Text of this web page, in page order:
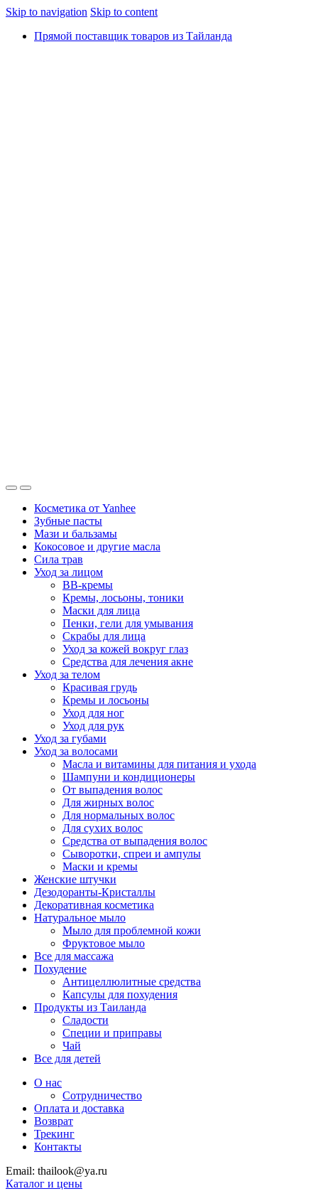
Skip to navigation Skip to content
Прямой поставщик товаров из Тайланда
Косметика от Yanhee
Зубные пасты
Мази и бальзамы
Кокосовое и другие масла
Сила трав
Уход за лицом
BB-кремы
Кремы, лосьоны, тоники
Маски для лица
Пенки, гели для умывания
Скрабы для лица
Уход за кожей вокруг глаз
Средства для лечения акне
Уход за телом
Красивая грудь
Кремы и лосьоны
Уход для ног
Уход для рук
Уход за губами
Уход за волосами
Масла и витамины для питания и ухода
Шампуни и кондиционеры
От выпадения волос
Для жирных волос
Для нормальных волос
Для сухих волос
Средства от выпадения волос
Сыворотки, спреи и ампулы
Маски и кремы
Женские штучки
Дезодоранты-Кристаллы
Декоративная косметика
Натуральное мыло
Мыло для проблемной кожи
Фруктовое мыло
Все для массажа
Похудение
Антицеллюлитные средства
Капсулы для похудения
Продукты из Таиланда
Сладости
Специи и приправы
Чай
Все для детей
О нас
Сотрудничество
Оплата и доставка
Возврат
Трекинг
Контакты
Email: thailook@ya.ru
Каталог и цены